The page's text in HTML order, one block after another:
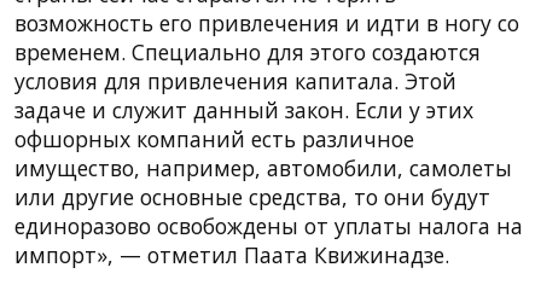
возможность его привлечения и идти в ногу со
временем. Специально для этого создаются
условия для привлечения капитала. Этой
задаче и служит данный закон. Если у этих
офшорных компаний есть различное
имущество, например, автомобили, самолеты
или другие основные средства, то они будут
единоразово освобождены от уплаты налога на
импорт», — отметил Паата Квижинадзе.